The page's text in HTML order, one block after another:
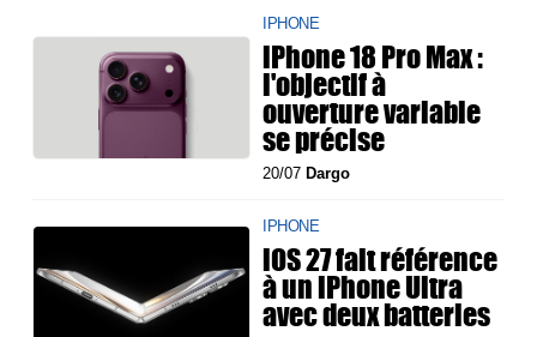
IPHONE
iPhone 18 Pro Max :
l'objectif à
ouverture variable
se précise
20/07 Dargo
IPHONE
iOS 27 fait référence
à un iPhone Ultra
avec deux batteries